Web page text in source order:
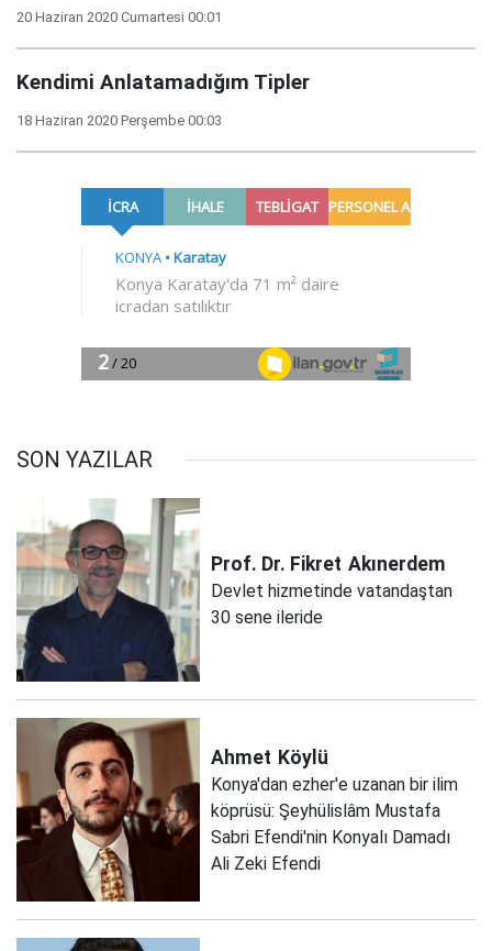
20 Haziran 2020 Cumartesi 00:01
Kendimi Anlatamadığım Tipler
18 Haziran 2020 Perşembe 00:03
SON YAZILAR
Prof. Dr. Fikret Akınerdem
Devlet hizmetinde vatandaştan
30 sene ileride
Ahmet Köylü
Konya'dan ezher'e uzanan bir ilim
köprüsü: Şeyhülislâm Mustafa
Sabri Efendi'nin Konyalı Damadı
Ali Zeki Efendi